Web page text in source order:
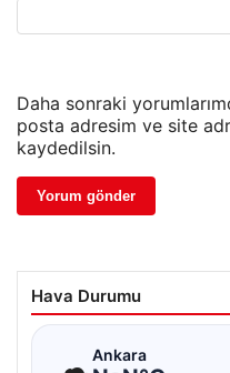
Daha sonraki
posta adresim ve site
kaydedilsin.
Hava Durumu
Ankara